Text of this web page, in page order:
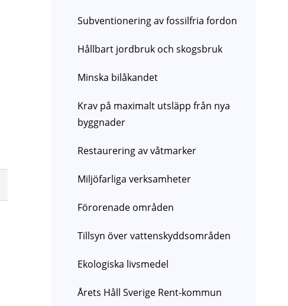
Subventionering av fossilfria fordon
Hållbart jordbruk och skogsbruk
Minska bilåkandet
Krav på maximalt utsläpp från nya
byggnader
Restaurering av våtmarker
Miljöfarliga verksamheter
Förorenade områden
Tillsyn över vattenskyddsområden
Ekologiska livsmedel
Årets Håll Sverige Rent-kommun